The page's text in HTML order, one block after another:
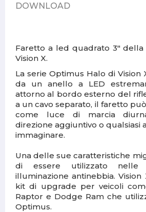
DOWNLOAD
Faretto a led quadrato 3"
Vision X.
La serie Optimus Halo di Vision
da un anello a LED
attorno al bordo esterno del
a un cavo separato, il faretto
come luce di marcia
direzione aggiuntivo o qualsiasi
immaginare.
Una delle sue caratteristiche
di essere utilizzato nelle
illuminazione antinebbia.
kit di upgrade per veicoli
Raptor e Dodge Ram che
Optimus.